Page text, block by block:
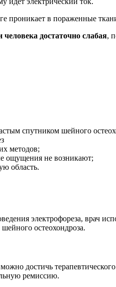
в пораженные
достаточно слабая,
спутником шейного
методов;
ощущения не возникают;
область.
электрофореза, врач
остеохондроза.
достичь
ремиссию.